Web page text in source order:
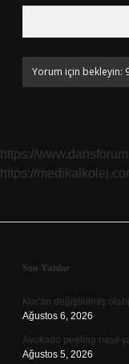
https://
https://
Sidebar
Son Yazılar
Kur’an değiştirilmiş
Ağustos 6, 2026
Avokado peeling nasıl
Ağustos 5, 2026